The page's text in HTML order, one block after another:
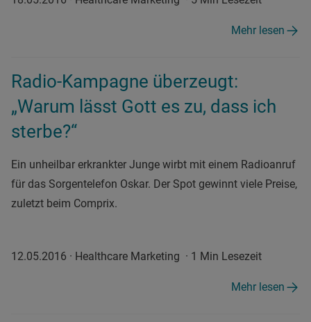
Mehr lesen
Radio-Kampagne überzeugt:
„Warum lässt Gott es zu, dass ich
sterbe?“
Ein unheilbar erkrankter Junge wirbt mit einem Radioanruf
für das Sorgentelefon Oskar. Der Spot gewinnt viele Preise,
zuletzt beim Comprix.
12.05.2016 · Healthcare Marketing · 1 Min Lesezeit
Mehr lesen